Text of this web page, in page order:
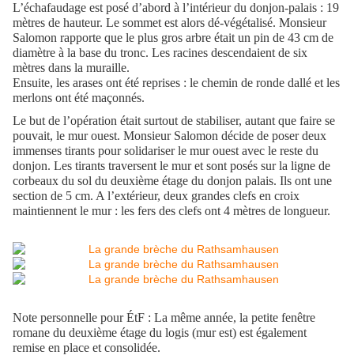
L’échafaudage est posé d’abord à l’intérieur du donjon-palais : 19
mètres de hauteur. Le sommet est alors dé-végétalisé. Monsieur
Salomon rapporte que le plus gros arbre était un pin de 43 cm de
diamètre à la base du tronc. Les racines descendaient de six
mètres dans la muraille.
Ensuite, les arases ont été reprises : le chemin de ronde dallé et les
merlons ont été maçonnés.
Le but de l’opération était surtout de stabiliser, autant que faire se
pouvait, le murouest. Monsieur Salomon décide de poser deux
immenses tirants pour solidariser le mur ouest avec le reste du
donjon. Les tirants traversent le mur et sont posés sur la ligne de
corbeaux du sol du deuxième étage du donjon palais. Ils ont une
section de 5 cm. A l’extérieur, deux grandes clefs en croix
maintiennent le mur : les fers des clefs ont 4 mètres de longueur.
Note personnelle pour ÉtF : La même année, la petite fenêtre
romane du deuxième étage du logis (mur est) est également
remise en place et consolidée.